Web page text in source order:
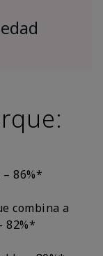
86%*
combina a
82%*